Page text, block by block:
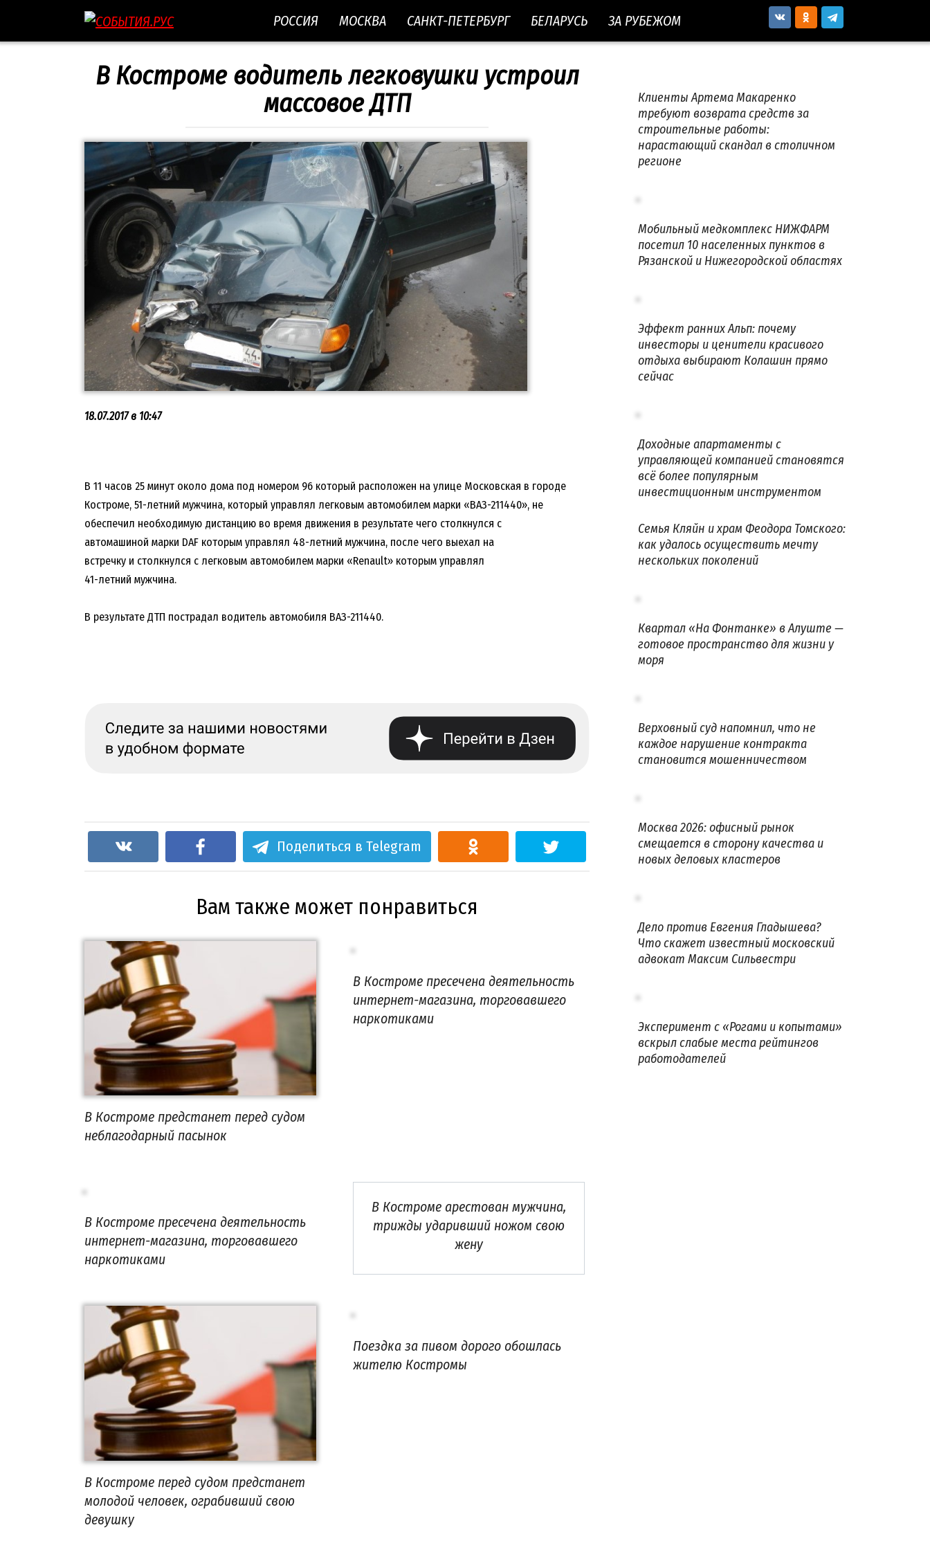
контенту
РОССИЯ МОСКВА САНКТ-ПЕТЕРБУРГ БЕЛАРУСЬ ЗА РУБЕЖОМ
В Костроме водитель легковушки устроил
массовое ДТП
18.07.2017 в 10:47
В 11 часов 25 минут около дома под номером 96 который расположен на улице Московская в городе
Костроме, 51-летний мужчина, который управлял легковым автомобилем марки «ВАЗ-211440», не
обеспечил необходимую дистанцию во время движения в результате чего столкнулся с
автомашиной марки DAF которым управлял 48-летний мужчина, после чего выехал на
встречку и столкнулся с легковым автомобилем марки «Renault» которым управлял
41-летний мужчина.
В результате ДТП пострадал водитель автомобиля ВАЗ-211440.
Поделиться в Telegram
Вам также может понравиться
В Костроме предстанет перед судом
неблагодарный пасынок
В Костроме пресечена деятельность
интернет-магазина, торговавшего
наркотиками
В Костроме пресечена деятельность
интернет-магазина, торговавшего
наркотиками
В Костроме арестован мужчина,
трижды ударивший ножом свою
жену
В Костроме перед судом предстанет
молодой человек, ограбивший свою
девушку
Поездка за пивом дорого обошлась
жителю Костромы
Клиенты Артема Макаренко
требуют возврата средств за
строительные работы:
нарастающий скандал в столичном
регионе
Мобильный медкомплекс НИЖФАРМ
посетил 10 населенных пунктов в
Рязанской и Нижегородской областях
Эффект ранних Альп: почему
инвесторы и ценители красивого
отдыха выбирают Колашин прямо
сейчас
Доходные апартаменты с
управляющей компанией становятся
всё более популярным
инвестиционным инструментом
Семья Кляйн и храм Феодора Томского:
как удалось осуществить мечту
нескольких поколений
Квартал «На Фонтанке» в Алуште —
готовое пространство для жизни у
моря
Верховный суд напомнил, что не
каждое нарушение контракта
становится мошенничеством
Москва 2026: офисный рынок
смещается в сторону качества и
новых деловых кластеров
Дело против Евгения Гладышева?
Что скажет известный московский
адвокат Максим Сильвестри
Эксперимент с «Рогами и копытами»
вскрыл слабые места рейтингов
работодателей